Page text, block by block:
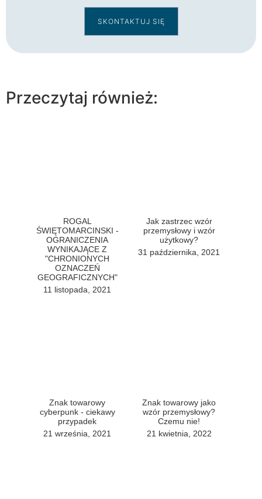
SKONTAKTUJ SIĘ
Przeczytaj również:
ROGAL
ŚWIĘTOMARCINSKI -
OGRANICZENIA
WYNIKAJĄCE Z
"CHRONIONYCH
OZNACZEŃ
GEOGRAFICZNYCH"
11 listopada, 2021
Jak zastrzec wzór
przemysłowy i wzór
użytkowy?
31 października, 2021
Znak towarowy
cyberpunk - ciekawy
przypadek
21 września, 2021
Znak towarowy jako
wzór przemysłowy?
Czemu nie!
21 kwietnia, 2022